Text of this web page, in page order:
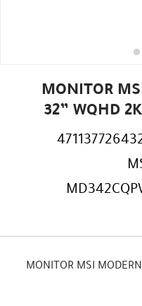
MONITOR
32” WQHD
MONITOR MSI